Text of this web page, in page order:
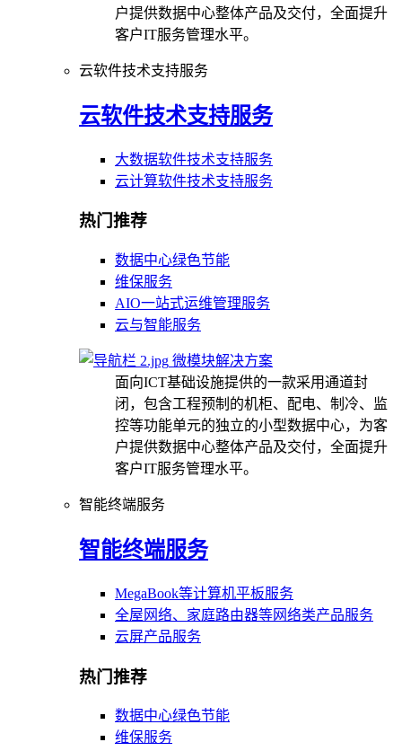
户提供数据中心整体产品及交付，全面提升
客户IT服务管理水平。
云软件技术支持服务
云软件技术支持服务
大数据软件技术支持服务
云计算软件技术支持服务
热门推荐
数据中心绿色节能
维保服务
AIO一站式运维管理服务
云与智能服务
微模块解决方案
面向ICT基础设施提供的一款采用通道封
闭，包含工程预制的机柜、配电、制冷、监
控等功能单元的独立的小型数据中心，为客
户提供数据中心整体产品及交付，全面提升
客户IT服务管理水平。
智能终端服务
智能终端服务
MegaBook等计算机平板服务
全屋网络、家庭路由器等网络类产品服务
云屏产品服务
热门推荐
数据中心绿色节能
维保服务